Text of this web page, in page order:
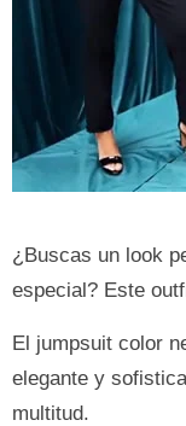
¿Buscas un look
especial? Este
El jumpsuit color
elegante y
multitud.